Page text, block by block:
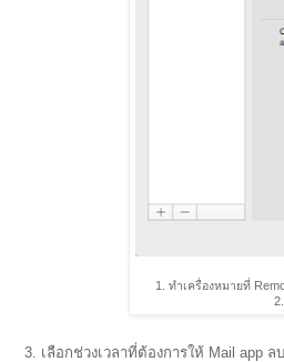
1. ทำเครื่องหมายที่
3. เลือกช่วงเวลาที่ต้องการให้ Mail app